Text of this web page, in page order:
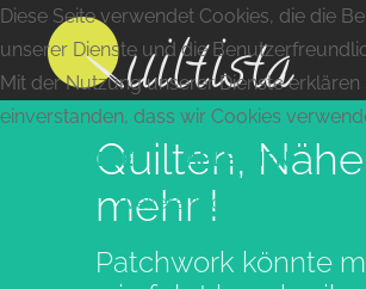
Quilten,
mehr !
Patchwork könnte
Diese Seite verwendet Cookies, die die
unserer Dienste und die
Mit der Nutzung unserer Dienste erklären
einverstanden, dass wir Cookies
AKZEPTIEREN
ABLEHNEN
Weitere Informationen